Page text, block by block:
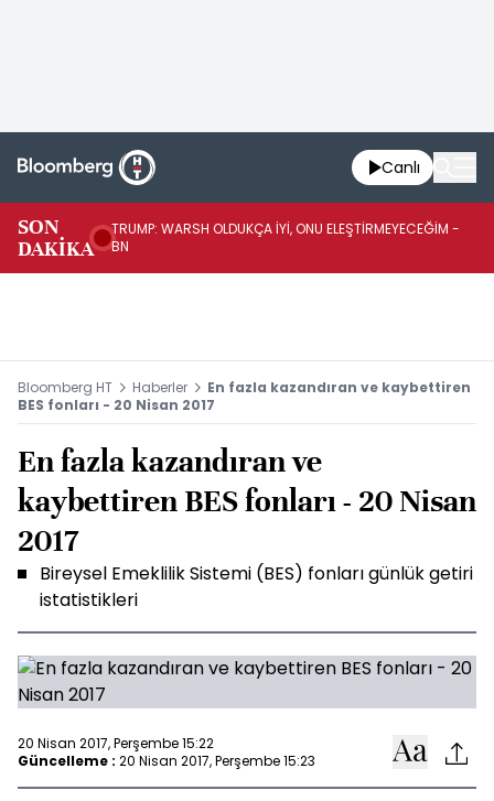
Canlı
SON
DAKİKA
TRUMP: WARSH OLDUKÇA İYİ, ONU ELEŞTİRMEYECEĞİM -
BN
Bloomberg HT Haberler
En fazla kazandıran ve kaybettiren
BES fonları - 20 Nisan 2017
En fazla kazandıran ve
kaybettiren BES fonları - 20 Nisan
2017
Bireysel Emeklilik Sistemi (BES) fonları günlük getiri
istatistikleri
20 Nisan 2017, Perşembe 15:22
Güncelleme : 20 Nisan 2017, Perşembe 15:23